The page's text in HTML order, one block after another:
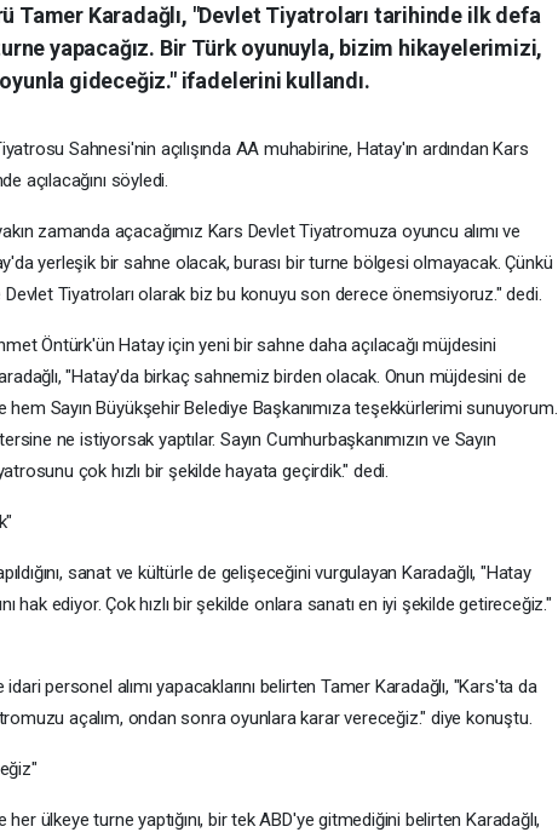
Tamer Karadağlı, "Devlet Tiyatroları tarihinde ilk defa
yapacağız. Bir Türk oyunuyla, bizim hikayelerimizi,
gideceğiz." ifadelerini kullandı.
Sahnesi'nin açılışında AA muhabirine, Hatay'ın ardından Kars
açılacağını söyledi.
zamanda açacağımız Kars Devlet Tiyatromuza oyuncu alımı ve
yerleşik bir sahne olacak, burası bir turne bölgesi olmayacak. Çünkü
Devlet Tiyatroları olarak biz bu konuyu son derece önemsiyoruz." dedi.
Öntürk'ün Hatay için yeni bir sahne daha açılacağı müjdesini
"Hatay'da birkaç sahnemiz birden olacak. Onun müjdesini de
Sayın Büyükşehir Belediye Başkanımıza teşekkürlerimi sunuyorum.
ne istiyorsak yaptılar. Sayın Cumhurbaşkanımızın ve Sayın
çok hızlı bir şekilde hayata geçirdik." dedi.
sanat ve kültürle de gelişeceğini vurgulayan Karadağlı, "Hatay
hak ediyor. Çok hızlı bir şekilde onlara sanatı en iyi şekilde getireceğiz."
personel alımı yapacaklarını belirten Tamer Karadağlı, "Kars'ta da
açalım, ondan sonra oyunlara karar vereceğiz." diye konuştu.
ülkeye turne yaptığını, bir tek ABD'ye gitmediğini belirten Karadağlı,